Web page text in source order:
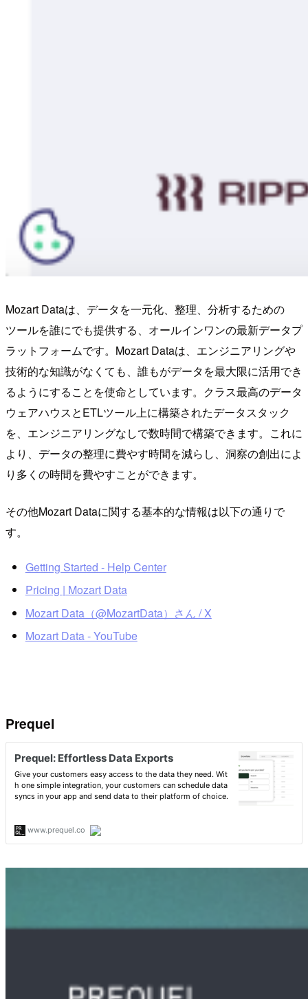
Mozart Dataは、データを一元化、整理、分析するための
ツールを誰にでも提供する、オールインワンの最新データプ
ラットフォームです。Mozart Dataは、エンジニアリングや
技術的な知識がなくても、誰もがデータを最大限に活用でき
るようにすることを使命としています。クラス最高のデータ
ウェアハウスとETLツール上に構築されたデータスタック
を、エンジニアリングなしで数時間で構築できます。これに
より、データの整理に費やす時間を減らし、洞察の創出によ
り多くの時間を費やすことができます。
その他Mozart Dataに関する基本的な情報は以下の通りで
す。
Getting Started - Help Center
Pricing | Mozart Data
Mozart Data（@MozartData）さん / X
Mozart Data - YouTube
Prequel